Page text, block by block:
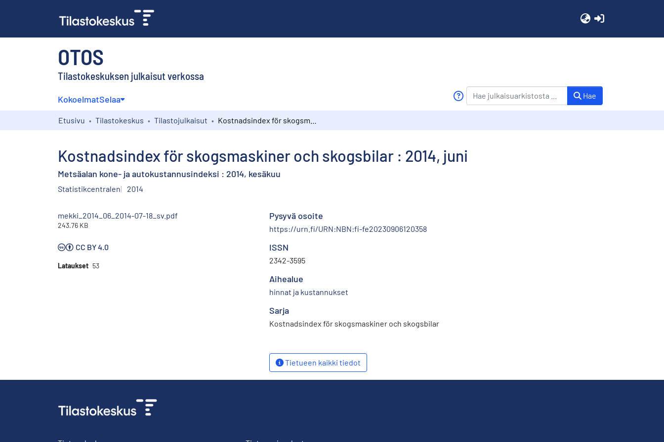
OTOS
Tilastokeskuksen julkaisut verkossa
KokoelmatSelaa Hae
Etusivu Tilastokeskus Tilastojulkaisut
Kostnadsindex för skogsmaskiner och skogsbilar : 2014, juni
Metsäalan kone- ja autokustannusindeksi : 2014, kesäkuu
Statistikcentralen 2014
mekki_2014_06_2014-07-18_sv.pdf
243.76 KB
CC BY 4.0
Lataukset 53
Pysyvä osoite
https://urn.fi/URN:NBN:fi-fe20230906120358
ISSN
2342-3595
Aihealue
hinnat ja kustannukset
Sarja
Kostnadsindex för skogsmaskiner och skogsbilar
Tietueen kaikki tiedot